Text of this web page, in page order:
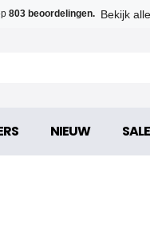
803 beoordelingen. Bekijk
NIEUW SALE